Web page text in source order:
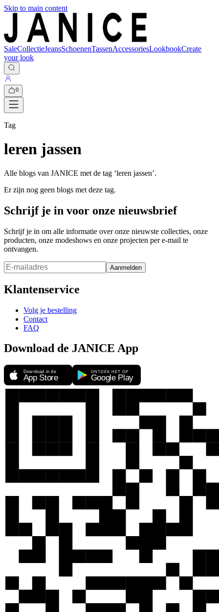
Skip to main content
SaleCollectieJeansSchoenenTassenAccessoriesLookbookCreate
your look
0
Tag
leren jassen
Alle blogs van JANICE met de tag ‘leren jassen’.
Er zijn nog geen blogs met deze tag.
Schrijf je in voor onze nieuwsbrief
Schrijf je in om alle informatie over onze nieuwste collecties, onze
producten, onze modeshows en onze projecten per e-mail te
ontvangen.
Aanmelden
Klantenservice
Volg je bestelling
Contact
FAQ
Download de JANICE App